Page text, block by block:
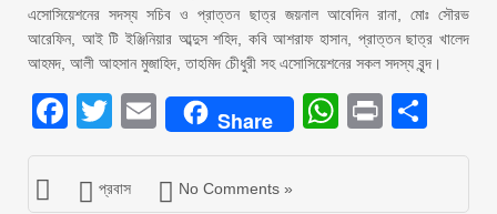
এসোসিয়েশনের সদস্য সচিব ও প্রাত্তন ছাত্র জয়নাল আবেদিন রানা, মোঃ সৌরভ
আরেফিন, আই টি ইঞ্জিনিয়ার আব্দুস শহিদ, কবি আশরাফ হাসান, প্রাত্তন ছাত্র খালেদ
আহমদ, আলী আহসান মুজাহিদ, তাহমিদ চীেধুরী সহ এসোসিয়েশনের সকল সদস্য বৃন্দ।
Facebook
Twitter
EmailShare Print
প্রবাস No Comments »